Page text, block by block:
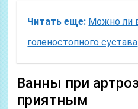
Читать еще: Можно ли
голеностопного сустава
Ванны при
приятным